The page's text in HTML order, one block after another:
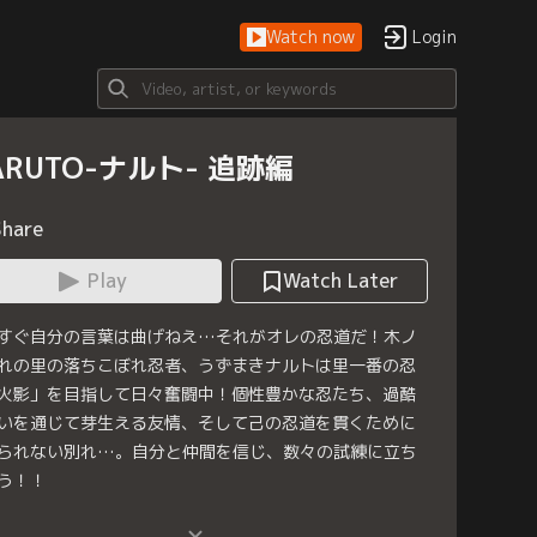
Watch now Login
ナルト- 追跡編
Play
Watch Later
ぐ自分の言葉は曲げねえ…それがオレの忍道だ！木ノ
の里の落ちこぼれ忍者、うずまきナルトは里一番の忍
影」を目指して日々奮闘中！個性豊かな忍たち、過酷
を通じて芽生える友情、そして己の忍道を貫くために
れない別れ…。自分と仲間を信じ、数々の試練に立ち
！！